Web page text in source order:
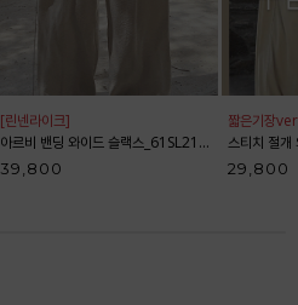
[린넨라이크]
아르비 밴딩 와이드 슬랙스_61SL2153
39,800
짧은기장
스티치 절개
29,800